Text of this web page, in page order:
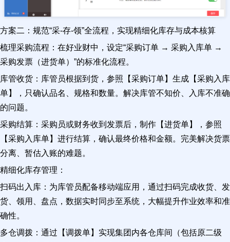
方案二：规范“采-存-领”全流程，实现精细化库存与成本核算
梳理采购流程：在好业财中，设定“采购订单 → 采购入库单 →
采购发票（进货单）”的标准化流程。
库管收货：库管员根据到货，参照【采购订单】生成【采购入库
单】，只确认品名、规格和数量。解决库管不知价、入库不准确
的问题。
采购结算：采购员或财务收到发票后，制作【进货单】，参照
【采购入库单】进行结算，确认最终价格和金额。完美解决货票
分离、暂估入账的难题。
精细化库存管理：
扫码出入库：为库管员配备移动端应用，通过扫码完成收货、发
货、领用、盘点，数据实时同步至系统，大幅提升作业效率和准
确性。
多仓调拨：通过【调拨单】实现集团内各仓库间（包括原二级